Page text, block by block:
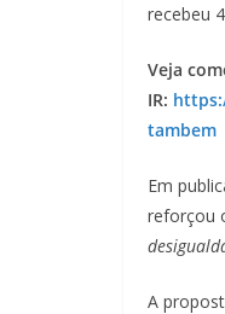
recebeu
Veja
IR:
tambem
Em
reforçou
A